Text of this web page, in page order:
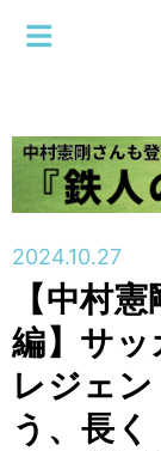
2024.10.27
【中村
編】サ
レジェ
う、長